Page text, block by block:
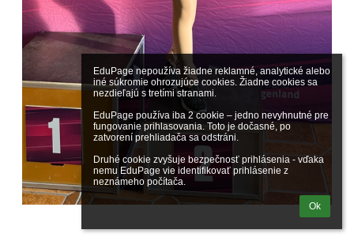
EduPage nepoužíva žiadne reklamné, analytické alebo
iné súkromie ohrozujúce cookies. Žiadne cookies sa
nezdieľajú s tretími stranami.
EduPage používa iba 2 cookie – jedno nevyhnutné pre
fungovanie prihlasovania. Toto je dočasné, po
zatvorení prehliadača sa odstráni.
Druhé cookie zvyšuje bezpečnosť prihlásenia - vďaka
nemu EduPage vie identifikovať prihlásenie z
neznámeho počítača.
Ok